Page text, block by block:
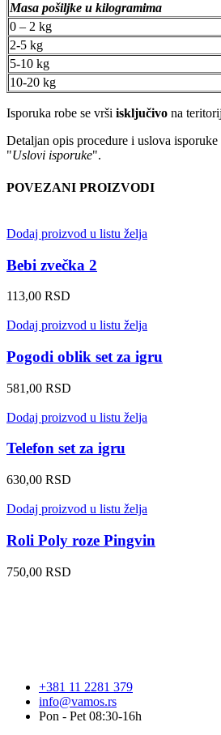
Masa pošiljke u kilogramima
0 – 2 kg
2-5 kg
5-10 kg
10-20 kg
Isporuka robe se vrši isključivo na
Detaljan opis procedure i uslova isporuke
"Uslovi isporuke".
POVEZANI PROIZVODI
Dodaj proizvod u listu želja
Bebi zvečka 2
113,00 RSD
Dodaj proizvod u listu želja
Pogodi oblik set za igru
581,00 RSD
Dodaj proizvod u listu želja
Telefon set za igru
630,00 RSD
Dodaj proizvod u listu želja
Roli Poly roze Pingvin
750,00 RSD
+381 11 2281 379
info@vamos.rs
Pon - Pet 08:30-16h